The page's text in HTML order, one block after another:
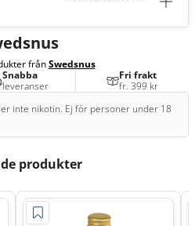
frånSwedsnus
Snabba
leveranser
Fri frakt
fr. 399 kr
inte nikotin. Ej för personer under 18
produkter